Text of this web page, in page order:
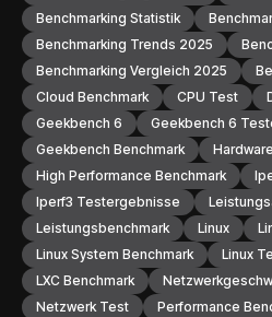
Benchmarking Statistik
Benchmarking Trends 2025
Benchmarking Vergleich 2025
Cloud Benchmark
CPU Test
Geekbench 6
Geekbench 6
Geekbench Benchmark
High Performance Benchmark
Iperf3 Testergebnisse
Leistungsbenchmark
Linux
Linux System Benchmark
Linux
LXC Benchmark
Netzwerk Test
Performance